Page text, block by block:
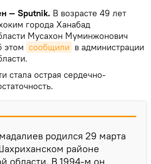
— Sputnik. В возрасте 49 лет
города Ханабад
Мусахон Муминжонович
этом сообщили в администрации
стала острая сердечно-
родился 29 марта
районе
области. В 1994-м он